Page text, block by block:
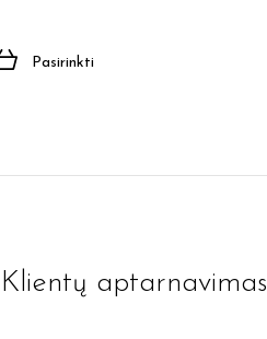
Pasirinkti
Klientų aptarnavimas